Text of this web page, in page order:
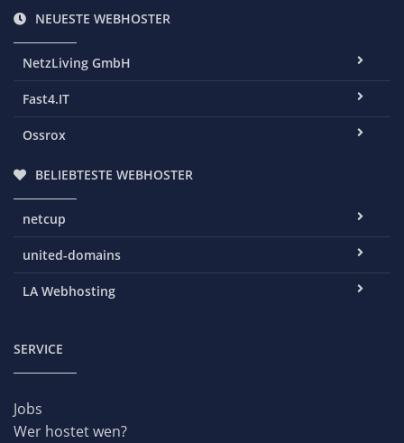
NEUESTE WEBHOSTER
NetzLiving GmbH
Fast4.IT
Ossrox
BELIEBTESTE WEBHOSTER
netcup
united-domains
LA Webhosting
SERVICE
Jobs
Wer hostet wen?